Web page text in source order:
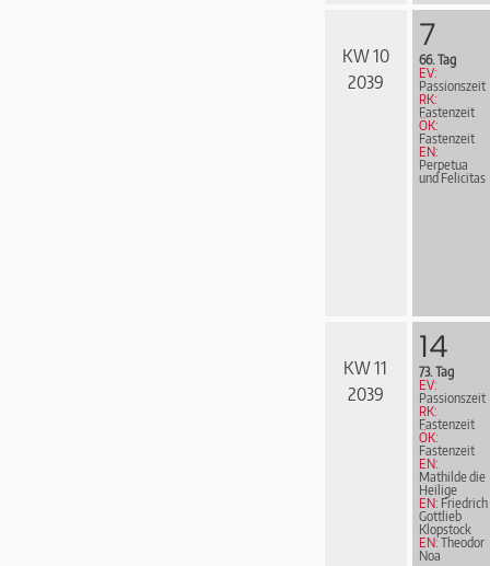
KW 10
2039
7
66. Tag
EV:
Passionszeit
RK:
Fastenzeit
ÖK:
Fastenzeit
EN:
Perpetua
und Felicitas
KW 11
2039
14
73. Tag
EV:
Passionszeit
RK:
Fastenzeit
ÖK:
Fastenzeit
EN:
Mathilde die
Heilige
EN: Friedrich
Gottlieb
Klopstock
EN:Theodor
Noa